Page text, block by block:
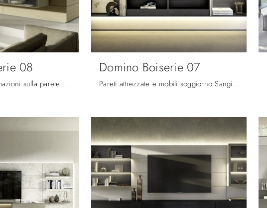
08
Clicca e ottieni informazioni sulla parete attrezzata Domino Boiserie 08 del brand Sangiacomo: è la soluzione dalle linee moderne perfetta per te.
Domino Boiserie 07
Pareti attrezzate e mobili soggiorno Sangiacomo: clicca e scopri il modello Domino Boiserie 07 e potrai impreziosire stanze moderne di ogni genere.